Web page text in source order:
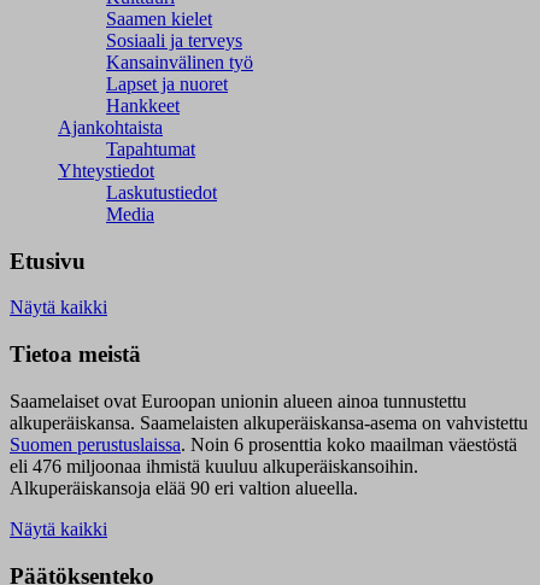
Saamen kielet
Sosiaali ja terveys
Kansainvälinen työ
Lapset ja nuoret
Hankkeet
Ajankohtaista
Tapahtumat
Yhteystiedot
Laskutustiedot
Media
Etusivu
Näytä kaikki
Tietoa meistä
Saamelaiset ovat Euroopan unionin alueen ainoa tunnustettu
alkuperäiskansa. Saamelaisten alkuperäiskansa-asema on vahvistettu
Suomen perustuslaissa. Noin 6 prosenttia koko maailman väestöstä
eli 476 miljoonaa ihmistä kuuluu alkuperäiskansoihin.
Alkuperäiskansoja elää 90 eri valtion alueella.
Näytä kaikki
Päätöksenteko